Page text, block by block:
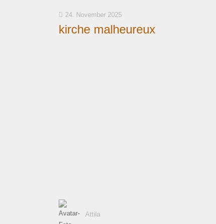
24. November 2025
kirche malheureux
Attila